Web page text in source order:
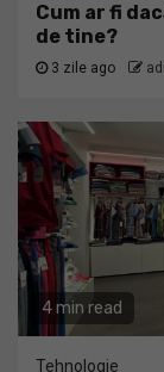
Cum ar fi
de tine?
3 zile ago
4 min read
Tehnologie